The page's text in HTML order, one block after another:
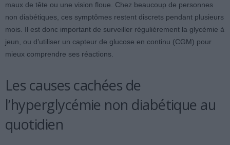
maux de tête ou une vision floue. Chez beaucoup de personnes
non diabétiques, ces symptômes restent discrets pendant plusieurs
mois. Il est donc important de surveiller régulièrement la glycémie à
jeun, ou d’utiliser un capteur de glucose en continu (CGM) pour
mieux comprendre ses réactions.
Les causes cachées de
l’hyperglycémie non diabétique au
quotidien